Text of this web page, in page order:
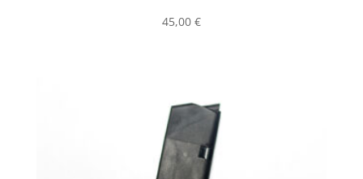
45,00 €